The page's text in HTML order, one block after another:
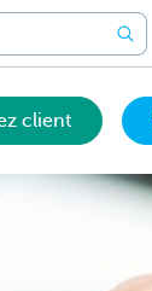
client